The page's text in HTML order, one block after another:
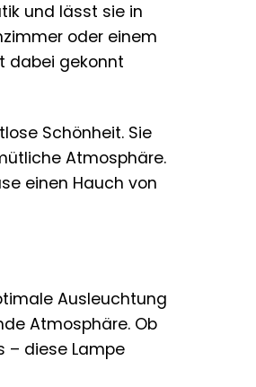
und lässt sie in
oder einem
dabei gekonnt
Schönheit. Sie
Atmosphäre.
einen Hauch von
Ausleuchtung
Atmosphäre. Ob
– diese Lampe